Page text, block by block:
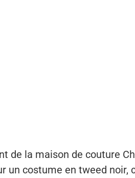
de la maison de couture
un costume en tweed noir,